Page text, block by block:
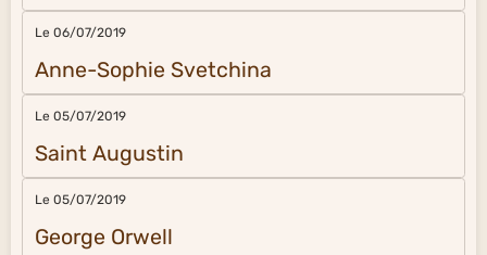
Le 06/07/2019
Anne-Sophie Svetchina
Le 05/07/2019
Saint Augustin
Le 05/07/2019
George Orwell